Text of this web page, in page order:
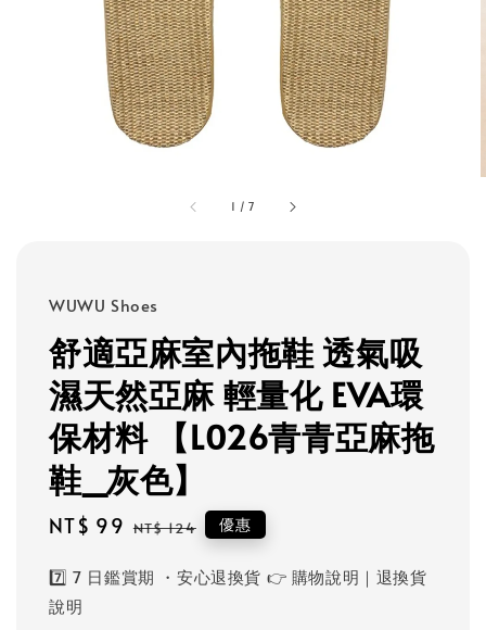
1 /7
WUWU Shoes
舒適亞麻室內拖鞋 透氣吸
濕天然亞麻 輕量化 EVA環
保材料 【L026青青亞麻拖
鞋_灰色】
Sale
NT$ 99 Regular
NT$ 124 優惠
7️⃣ 7 日鑑賞期 ・安心退換貨 👉 購物說明｜退換貨
說明